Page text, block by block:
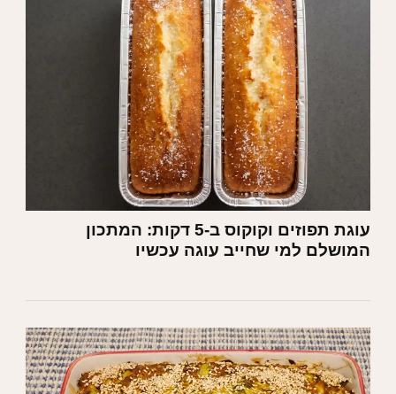
עוגת תפוזים וקוקוס ב-5 דקות: המתכון
המושלם למי שחייב עוגה עכשיו